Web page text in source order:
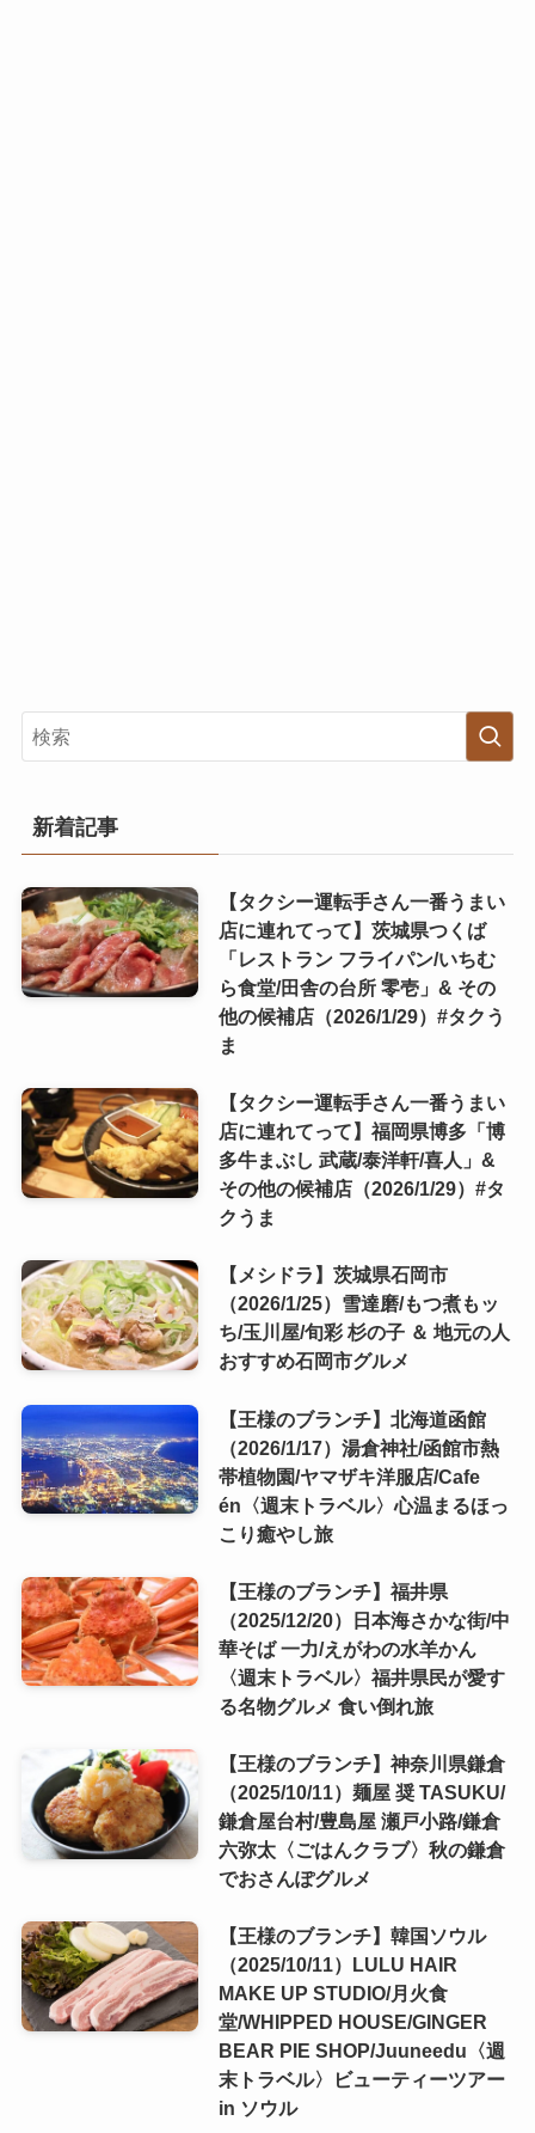
新着記事
【タクシー運転手さん一番うまい
店に連れてって】茨城県つくば
「レストラン フライパン/いちむ
ら食堂/田舎の台所 零壱」& その
他の候補店（2026/1/29）#タクう
ま
【タクシー運転手さん一番うまい
店に連れてって】福岡県博多「博
多牛まぶし 武蔵/泰洋軒/喜人」&
その他の候補店（2026/1/29）#タ
クうま
【メシドラ】茨城県石岡市
（2026/1/25）雪達磨/もつ煮もッ
ち/玉川屋/旬彩 杉の子 ＆ 地元の人
おすすめ石岡市グルメ
【王様のブランチ】北海道函館
（2026/1/17）湯倉神社/函館市熱
帯植物園/ヤマザキ洋服店/Cafe
én〈週末トラベル〉心温まるほっ
こり癒やし旅
【王様のブランチ】福井県
（2025/12/20）日本海さかな街/中
華そば 一力/えがわの水羊かん
〈週末トラベル〉福井県民が愛す
る名物グルメ 食い倒れ旅
【王様のブランチ】神奈川県鎌倉
（2025/10/11）麺屋 奨 TASUKU/
鎌倉屋台村/豊島屋 瀬戸小路/鎌倉
六弥太〈ごはんクラブ〉秋の鎌倉
でおさんぽグルメ
【王様のブランチ】韓国ソウル
（2025/10/11）LULU HAIR
MAKE UP STUDIO/月火食
堂/WHIPPED HOUSE/GINGER
BEAR PIE SHOP/Juuneedu〈週
末トラベル〉ビューティーツアー
in ソウル